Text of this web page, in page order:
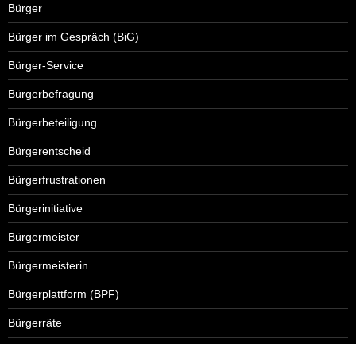
Bürger
Bürger im Gespräch (BiG)
Bürger-Service
Bürgerbefragung
Bürgerbeteiligung
Bürgerentscheid
Bürgerfrustrationen
Bürgerinitiative
Bürgermeister
Bürgermeisterin
Bürgerplattform (BPF)
Bürgerräte